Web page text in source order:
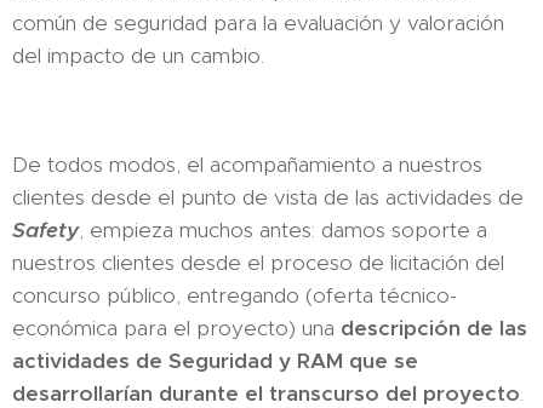
común de seguridad para la evaluación y valoración
del impacto de un cambio.
De todos modos, el acompañamiento a nuestros
clientes desde el punto de vista de las actividades de
Safety, empieza muchos antes: damos soporte a
nuestros clientes desde el proceso de licitación del
concurso público, entregando (oferta técnico-
económica para el proyecto) una descripción de las
actividades de Seguridad y RAM que se
desarrollarían durante el transcurso del proyecto.